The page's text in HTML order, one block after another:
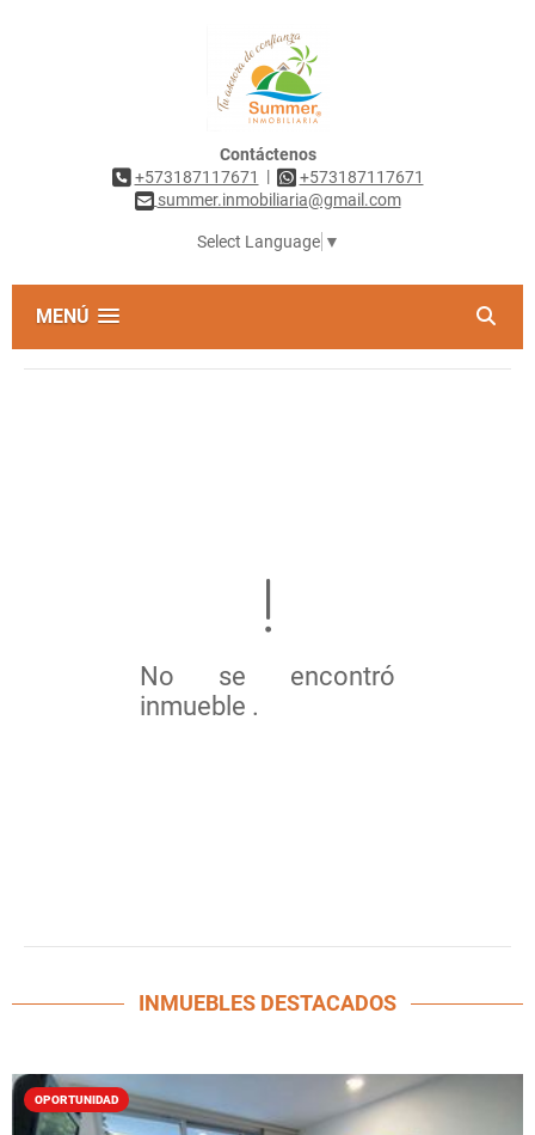
Contáctenos
+573187117671
|
+573187117671
summer.inmobiliaria@gmail.com
Select Language ▼
MENÚ
No se encontró
inmueble .
INMUEBLES DESTACADOS
OPORTUNIDAD